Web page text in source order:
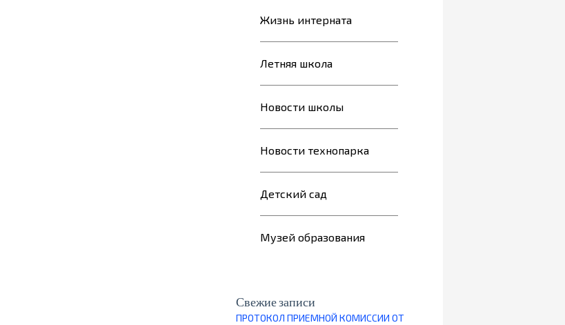
Жизнь интерната
Летняя школа
Новости школы
Новости технопарка
Детский сад
Музей образования
Свежие записи
ПРОТОКОЛ ПРИЕМНОЙ КОМИССИИ ОТ